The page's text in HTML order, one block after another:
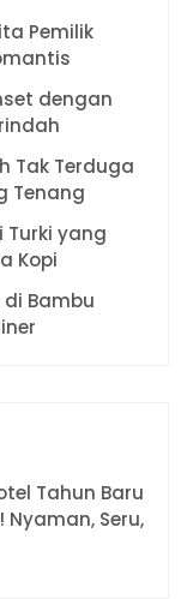
Pemilik
dengan
Tak Terduga
Tenang
Turki yang
Kopi
di Bambu
Tahun Baru
Seru,